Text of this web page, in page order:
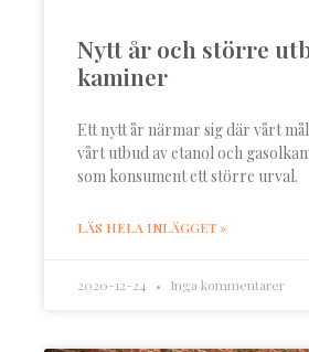
Nytt år och större
kaminer
Ett nytt år närmar sig där vårt
vårt utbud av etanol och
som konsument ett större urval.
LÄS HELA INLÄGGET »
2020-12-24 Inga kommentarer